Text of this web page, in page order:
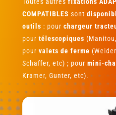
COMPATIBLES sont
outils : pour chargeur
pour télescopiques
pour valets de ferme
Schaffer, etc) ; pour mini-
Kramer, Gunter, etc).